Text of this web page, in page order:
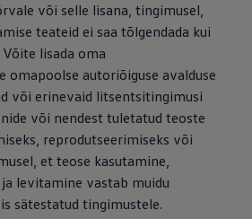
või selle lisana, tingimusel,
teateid ei saa tõlgendada kui
lisada oma
omapoolse autoriõiguse avalduse
või erinevaid litsentsitingimusi
või nendest tuletatud teoste
reprodutseerimiseks või
et teose kasutamine,
levitamine vastab muidu
sätestatud tingimustele.